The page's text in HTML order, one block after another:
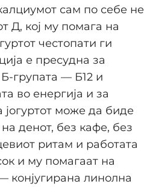
сам по себе не
Д, кој му помага на
честопати ги
е пресудна за
групата — Б12 и
во енергија и за
јогуртот може да биде
денот, без кафе, без
ритам и работата
и му помагаат на
конјугирана линолна